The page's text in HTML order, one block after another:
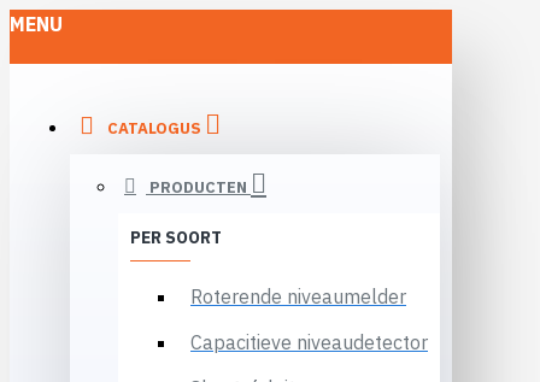
MENU
CATALOGUS
PRODUCTEN
PER SOORT
Roterende niveaumelder
Capacitieve niveaudetector